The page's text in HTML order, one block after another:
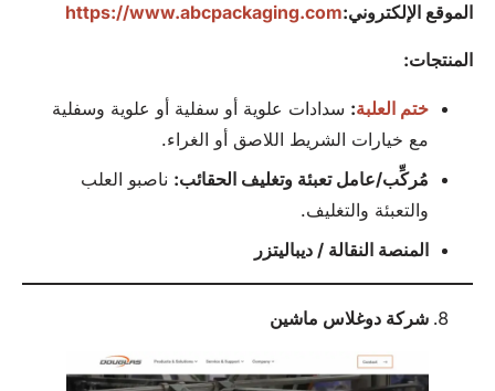
الموقع الإلكتروني:https://www.abcpackaging.com
المنتجات:
ختم العلبة: سدادات علوية أو سفلية أو علوية وسفلية
مع خيارات الشريط اللاصق أو الغراء.
مُركِّب/عامل تعبئة وتغليف الحقائب: ناصبو العلب
والتعبئة والتغليف.
المنصة النقالة / ديباليتزر
شركة دوغلاس ماشين